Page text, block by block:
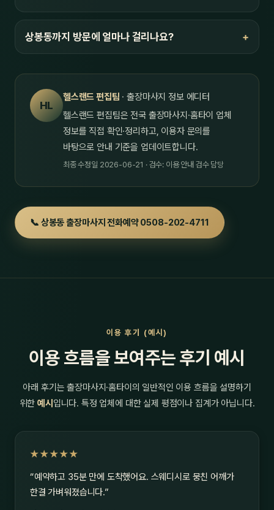
상봉동까지 방문에 얼마나 걸리나요?
HL
헬스랜드 편집팀 · 출장마사지 정보 에디터
헬스랜드 편집팀은 전국 출장마사지·홈타이 업체
정보를 직접 확인·정리하고, 이용자 문의를
바탕으로 안내 기준을 업데이트합니다.
최종 수정일 2026-06-21 · 검수: 이용 안내 검수 담당
📞 상봉동 출장마사지 전화예약 0508-202-4711
이용 후기 (예시)
이용 흐름을 보여주는 후기 예시
아래 후기는 출장마사지·홈타이의 일반적인 이용 흐름을 설명하기
위한예시 입니다. 특정 업체에 대한 실제 평점이나 집계가 아닙니다.
★★★★★
“예약하고 35분 만에 도착했어요. 스웨디시로 뭉친 어깨가
한결 가벼워졌습니다.”